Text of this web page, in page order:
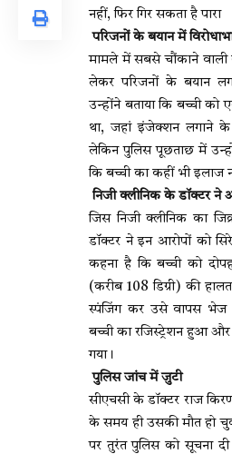
नहीं, फिर गिर सकता है पारा
परिजनों के बयान में
मामले में सबसे चौंकाने वाली
लेकर परिजनों के बयान
उन्होंने बताया कि बच्ची को
था, जहां इंजेक्शन लगाने के
लेकिन पुलिस पूछताछ में
कि बच्ची का कहीं भी इलाज
निजी क्लीनिक के डॉक्टर ने
जिस निजी क्लीनिक का
डॉक्टर ने इन आरोपों को
कहना है कि बच्ची को
(करीब 108 डिग्री) की
स्पंजिंग कर उसे वापस भेज
बच्ची का रजिस्ट्रेशन हुआ और
गया।
पुलिस जांच में जुटी
सीएचसी के डॉक्टर राज
के समय ही उसकी मौत हो
पर तुरंत पुलिस को सूचना